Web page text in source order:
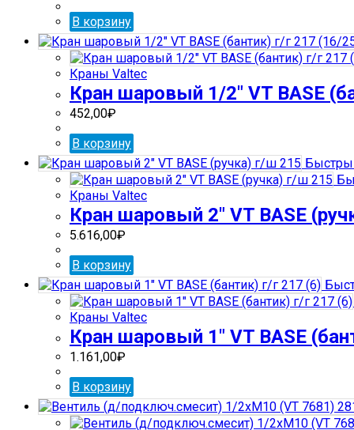
В корзину
Краны Valtec
Кран шаровый 1/2″ VT BASE
452,00₽
В корзину
Краны Valtec
Кран шаровый 2″ VT BASE
5.616,00₽
В корзину
Краны Valtec
Кран шаровый 1″ VT BASE
1.161,00₽
В корзину